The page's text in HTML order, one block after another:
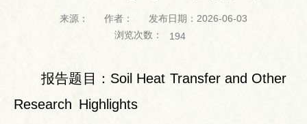
来源： 作者：
发布日期：2026-06-03
浏览次数：
194
报告题目：Soil Heat Transfer and Other
Research Highlights